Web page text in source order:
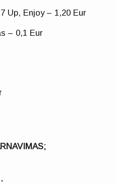
Up, Enjoy – 1,20 Eur
– 0,1 Eur